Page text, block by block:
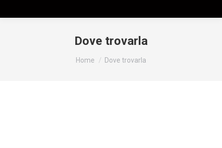
Dove trovarla
Tu sei qui:
Home Dove trovarla